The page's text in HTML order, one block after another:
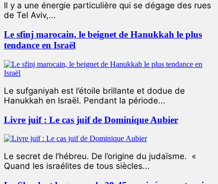
Il y a une énergie particulière qui se dégage des rues
de Tel Aviv,...
Le sfinj marocain, le beignet de Hanukkah le plus
tendance en Israël
Le sufganiyah est l’étoile brillante et dodue de
Hanukkah en Israël. Pendant la période...
Livre juif : Le cas juif de Dominique Aubier
Le secret de l’hébreu. De l’origine du judaïsme. «
Quand les israélites de tous siècles...